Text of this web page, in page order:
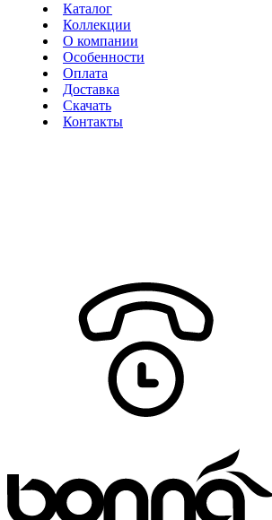
Каталог
Коллекции
О компании
Особенности
Оплата
Доставка
Скачать
Контакты